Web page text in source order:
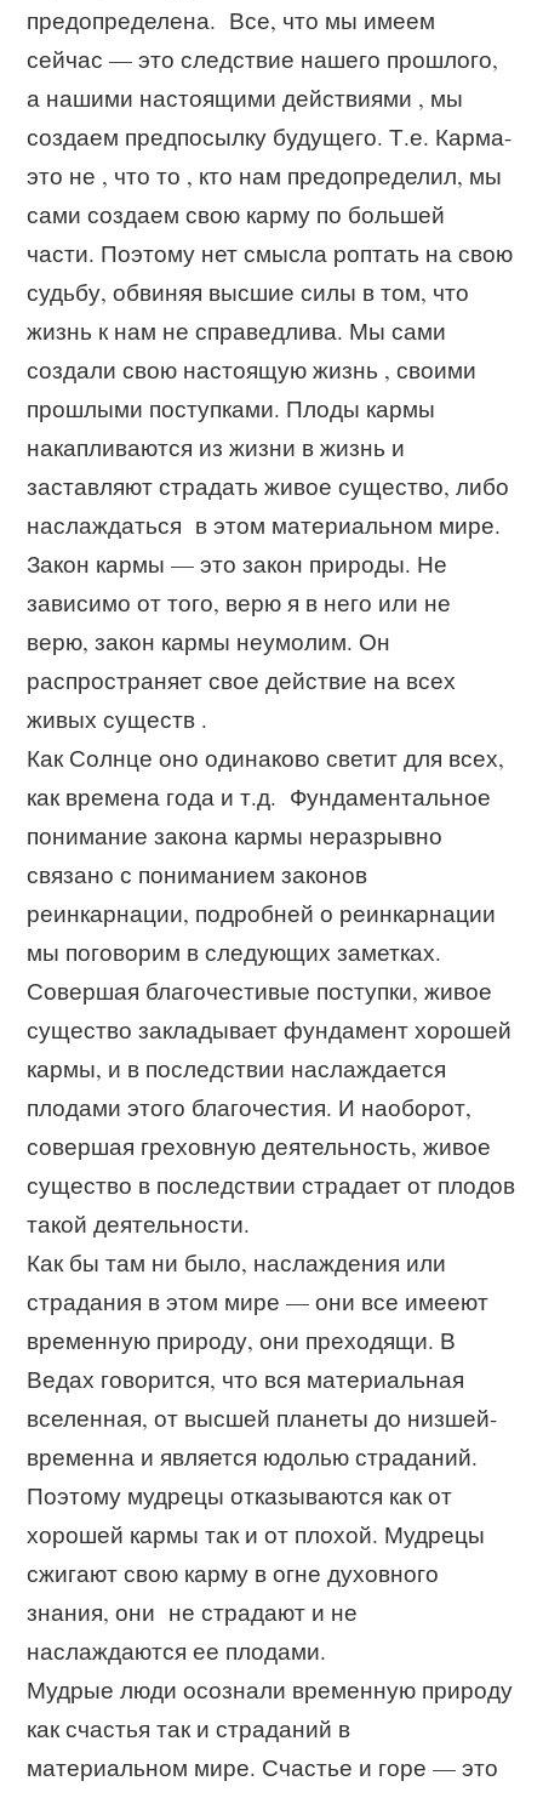
предопределена. Все, что мы имеем
сейчас — это следствие нашего прошлого,
а нашими настоящими действиями , мы
создаем предпосылку будущего. Т.е. Карма-
это не , что то , кто нам предопределил, мы
сами создаем свою карму по большей
части. Поэтому нет смысла роптать на свою
судьбу, обвиняя высшие силы в том, что
жизнь к нам не справедлива. Мы сами
создали свою настоящую жизнь , своими
прошлыми поступками. Плоды кармы
накапливаются из жизни в жизнь и
заставляют страдать живое существо, либо
наслаждаться в этом материальном мире.
Закон кармы — это закон природы. Не
зависимо от того, верю я в него или не
верю, закон кармы неумолим. Он
распространяет свое действие на всех
живых существ .
Как Солнце оно одинаково светит для всех,
как времена года и т.д. Фундаментальное
понимание закона кармы неразрывно
связано с пониманием законов
реинкарнации, подробней о реинкарнации
мы поговорим в следующих заметках.
Совершая благочестивые поступки, живое
существо закладывает фундамент хорошей
кармы, и в последствии наслаждается
плодами этого благочестия. И наоборот,
совершая греховную деятельность, живое
существо в последствии страдает от плодов
такой деятельности.
Как бы там ни было, наслаждения или
страдания в этом мире — они все имееют
временную природу, они преходящи. В
Ведах говорится, что вся материальная
вселенная, от высшей планеты до низшей-
временна и является юдолью страданий.
Поэтому мудрецы отказываются как от
хорошей кармы так и от плохой. Мудрецы
сжигают свою карму в огне духовного
знания, они не страдают и не
наслаждаются ее плодами.
Мудрые люди осознали временную природу
как счастья так и страданий в
материальном мире. Счастье и горе — это